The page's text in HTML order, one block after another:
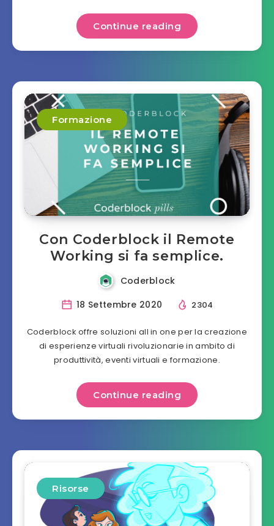
Continue reading
Formazione
Con Coderblock il Remote
Working si fa semplice.
Coderblock
18 Settembre 2020
2304
Coderblock offre soluzioni all in one per la creazione
di esperienze virtuali rivoluzionarie in ambito di
produttività, eventi virtuali e formazione.
Continue reading
Risorse